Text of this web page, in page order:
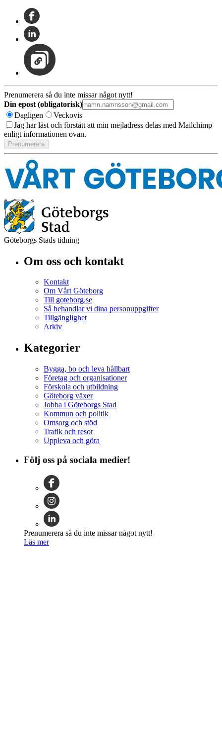
Prenumerera så du inte missar något nytt!
Din epost (obligatorisk)
Dagligen
Veckovis
Jag har läst och förstått att min mejladress delas med Mailchimp
enligt informationen ovan.
Göteborgs Stads tidning
Om oss och kontakt
Kontakt
Om Vårt Göteborg
Till goteborg.se
Så behandlar vi dina personuppgifter
Tillgänglighet
Arkiv
Kategorier
Bygga, bo och leva hållbart
Företag och organisationer
Förskola och utbildning
Göteborg växer
Jobba i Göteborgs Stad
Kommun och politik
Omsorg och stöd
Trafik och resor
Uppleva och göra
Följ oss på sociala medier!
Prenumerera så du inte missar något nytt!
Läs mer